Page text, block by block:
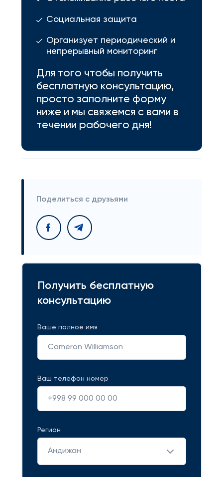
Социальная защита
Организует периодический и
непрерывный мониторинг
Для того чтобы получить
бесплатную консультацию,
просто заполните форму
ниже и мы свяжемся с вами в
течении рабочего дня!
Поделиться с друзьями
Получить бесплатную
консультацию
Ваше полное имя
Ваш телефон номер
Регион
Андижан